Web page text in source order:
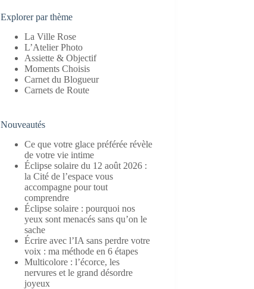
Explorer par thème
La Ville Rose
L’Atelier Photo
Assiette & Objectif
Moments Choisis
Carnet du Blogueur
Carnets de Route
Nouveautés
Ce que votre glace préférée révèle
de votre vie intime
Éclipse solaire du 12 août 2026 :
la Cité de l’espace vous
accompagne pour tout
comprendre
Éclipse solaire : pourquoi nos
yeux sont menacés sans qu’on le
sache
Écrire avec l’IA sans perdre votre
voix : ma méthode en 6 étapes
Multicolore : l’écorce, les
nervures et le grand désordre
joyeux